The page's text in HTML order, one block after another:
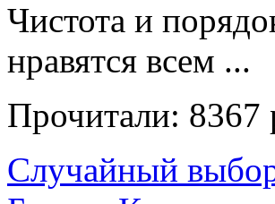
Чистота и
нравятся всем ...
Прочитали: 8367
Случайный